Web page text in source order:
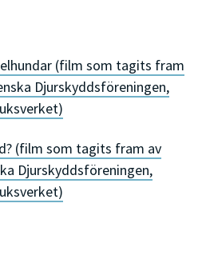
(film som tagits fram
Djurskyddsföreningen,
(film som tagits fram av
Djurskyddsföreningen,